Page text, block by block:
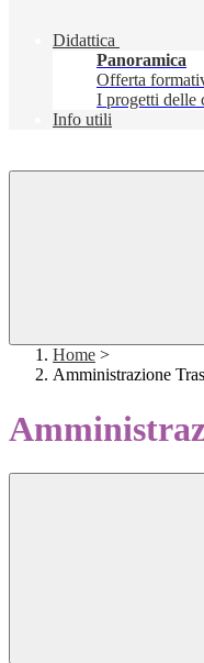
Didattica
Panoramica
Offerta
I progetti delle
Info utili
Home >
Amministrazione